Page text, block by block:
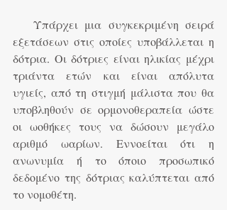
εξετάσεων στις οποίες υποβάλλεται η
δότρια. Οι δότριες είναι ηλικίας μέχρι
τριάντα ετών και είναι απόλυτα
υγιείς, από τη στιγμή μάλιστα που θα
υποβληθούν σε ορμονοθεραπεία ώστε
οι ωοθήκες τους να δώσουν μεγάλο
αριθμό ωαρίων. Εννοείται ότι η
ανωνυμία ή το όποιο προσωπικό
δεδομένο της δότριας καλύπτεται από
το νομοθέτη.